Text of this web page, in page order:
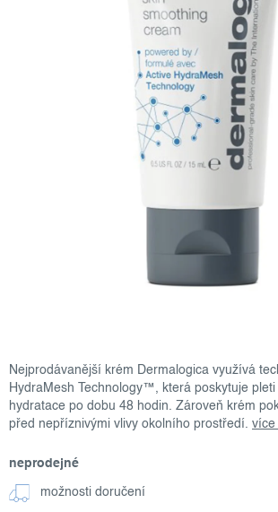
Nejprodávanější krém Dermalogica využívá
HydraMesh Technology™, která poskytuje
hydratace po dobu 48 hodin. Zároveň krém
před nepříznivými vlivy okolního prostředí.
více
neprodejné
možnosti doručení